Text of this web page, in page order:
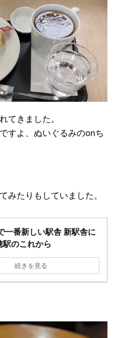
てきました。
すよ、ぬいぐるみのonち
みたりもしていました。
一番新しい駅舎 新駅舎に
駅のこれから
続きを見る